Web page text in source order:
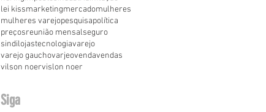
lei kissmarketingmercadomulheres
mulheres varejopesquisapolítica
preçosreunião mensalseguro
sindilojastecnologiavarejo
varejo gauchovarjeovendavendas
vilson noervislon noer
Siga